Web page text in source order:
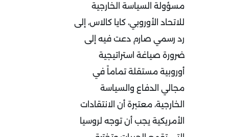
مسؤولة السياسة الخارجية
للاتحاد الأوروبي، كايا كالاس، إلى
رد رسمي صارم دعت فيه إلى
ضرورة صياغة استراتيجية
أوروبية مستقلة تماماً في
مجالي الدفاع والسياسة
الخارجية، معتبرة أن الانتقادات
الأمريكية يجب أن توجه لروسيا